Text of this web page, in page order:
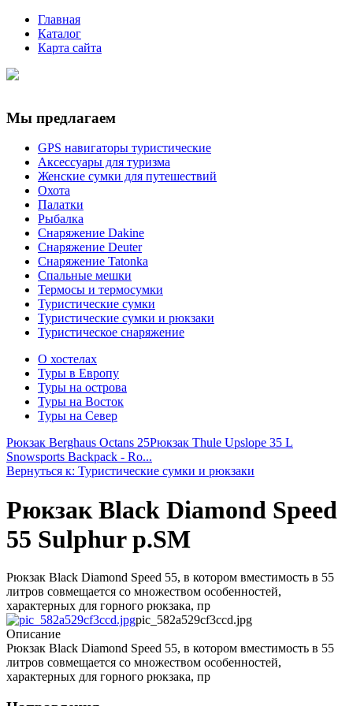
Главная
Каталог
Карта сайта
Мы предлагаем
GPS навигаторы туристические
Аксессуары для туризма
Женские сумки для путешествий
Охота
Палатки
Рыбалка
Снаряжение Dakine
Снаряжение Deuter
Снаряжение Tatonka
Спальные мешки
Термосы и термосумки
Туристические сумки
Туристические сумки и рюкзаки
Туристическое снаряжение
О хостелах
Туры в Европу
Туры на острова
Туры на Восток
Туры на Север
Рюкзак Berghaus Octans 25Рюкзак Thule Upslope 35 L
Snowsports Backpack - Ro...
Вернуться к: Туристические сумки и рюкзаки
Рюкзак Black Diamond Speed
55 Sulphur р.SM
Рюкзак Black Diamond Speed 55, в котором вместимость в 55
литров совмещается со множеством особенностей,
характерных для горного рюкзака, пр
pic_582a529cf3ccd.jpg
Описание
Рюкзак Black Diamond Speed 55, в котором вместимость в 55
литров совмещается со множеством особенностей,
характерных для горного рюкзака, пр